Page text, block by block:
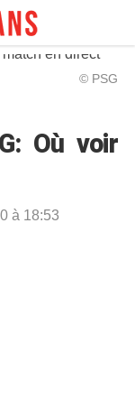
© PSG
Où voir
à 18:53